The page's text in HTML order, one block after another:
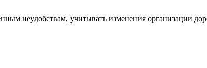
неудобствам, учитывать изменения организации